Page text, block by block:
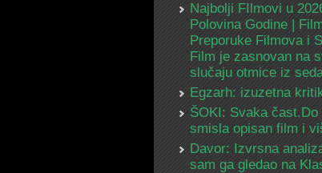
Najbolji FIlmovi u
Polovina Godine |
Preporuke Filmova i
Film je zasnovan na
slučaju otmice iz
Egzarh: izuzetna
ŠOKI: Svaka čast.Do
smisla opisan film i
Davor: Izvrsna
sam ga gledao na